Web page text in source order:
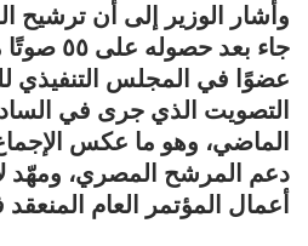
وأشار الوزير إلى أن ترشيح
عضوًا في المجلس التنفيذي
التصويت الذي جرى في
الماضي، وهو ما عكس
دعم المرشح المصري، ومهّد
أعمال المؤتمر العام